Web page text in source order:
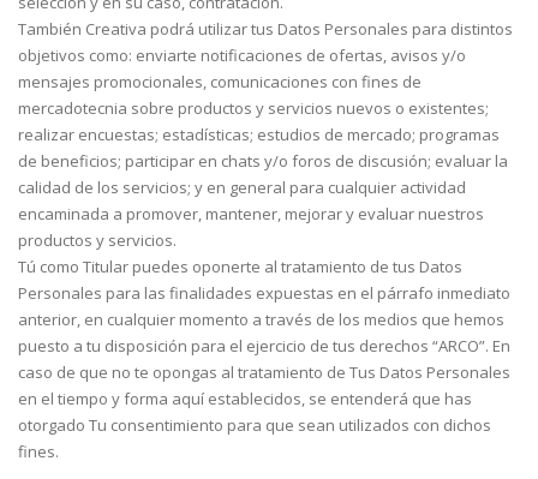
También Creativa podrá utilizar tus Datos Personales para distintos
objetivos como: enviarte notificaciones de ofertas, avisos y/o
mensajes promocionales, comunicaciones con fines de
mercadotecnia sobre productos y servicios nuevos o existentes;
realizar encuestas; estadísticas; estudios de mercado; programas
de beneficios; participar en chats y/o foros de discusión; evaluar la
calidad de los servicios; y en general para cualquier actividad
encaminada a promover, mantener, mejorar y evaluar nuestros
productos y servicios.
Tú como Titular puedes oponerte al tratamiento de tus Datos
Personales para las finalidades expuestas en el párrafo inmediato
anterior, en cualquier momento a través de los medios que hemos
puesto a tu disposición para el ejercicio de tus derechos “ARCO”. En
caso de que no te opongas al tratamiento de Tus Datos Personales
en el tiempo y forma aquí establecidos, se entenderá que has
otorgado Tu consentimiento para que sean utilizados con dichos
fines.